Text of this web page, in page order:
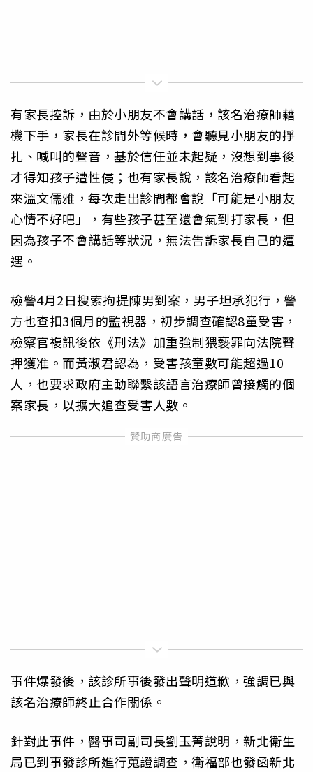
有家長控訴，由於小朋友不會講話，該名治療師藉
機下手，家長在診間外等候時，會聽見小朋友的掙
扎、喊叫的聲音，基於信任並未起疑，沒想到事後
才得知孩子遭性侵；也有家長說，該名治療師看起
來溫文儒雅，每次走出診間都會說「可能是小朋友
心情不好吧」，有些孩子甚至還會氣到打家長，但
因為孩子不會講話等狀況，無法告訴家長自己的遭
遇。
檢警4月2日搜索拘提陳男到案，男子坦承犯行，警
方也查扣3個月的監視器，初步調查確認8童受害，
檢察官複訊後依《刑法》加重強制猥褻罪向法院聲
押獲准。而黃淑君認為，受害孩童數可能超過10
人，也要求政府主動聯繫該語言治療師曾接觸的個
案家長，以擴大追查受害人數。
事件爆發後，該診所事後發出聲明道歉，強調已與
該名治療師終止合作關係。
針對此事件，醫事司副司長劉玉菁說明，新北衛生
局已到事發診所進行蒐證調查，衛福部也發函新北